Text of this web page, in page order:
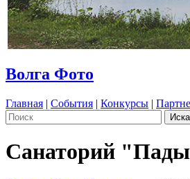
Волга Фото
Главная | События | Конкурсы |
Санаторий